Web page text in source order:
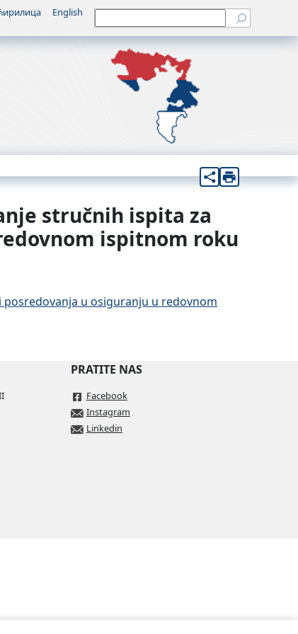
English Претрага
stručnih ispita za
ispitnom roku
u osiguranju u redovnom
PRATITE NAS
Facebook
Instagram
Linkedin